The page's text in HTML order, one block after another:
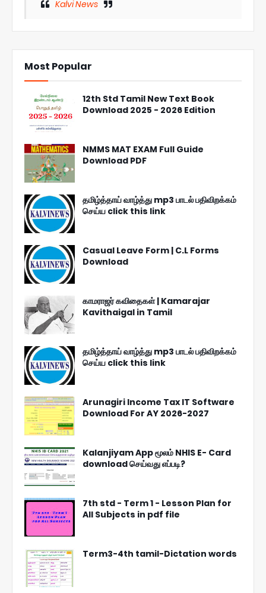
Kalvi News
Most Popular
12th Std Tamil New Text Book
Download 2025 - 2026 Edition
NMMS MAT EXAM Full Guide
Download PDF
தமிழ்த்தாய் வாழ்த்து mp3 பாடல் பதிவிறக்கம்
செய்ய click this link
Casual Leave Form | C.L Forms
Download
காமராஜர் கவிதைகள் | Kamarajar
Kavithaigal in Tamil
தமிழ்த்தாய் வாழ்த்து mp3 பாடல் பதிவிறக்கம்
செய்ய click this link
Arunagiri Income Tax IT Software
Download For AY 2026-2027
Kalanjiyam App மூலம் NHIS E- Card
download செய்வது எப்படி?
7th std - Term 1 - Lesson Plan for
All Subjects in pdf file
Term3-4th tamil-Dictation words